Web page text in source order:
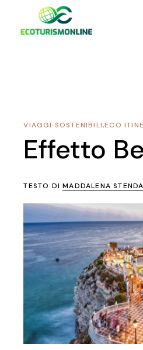
ECO
,
VIAGGI SOSTENIBILI
Effetto
TESTO DIMADDALENA